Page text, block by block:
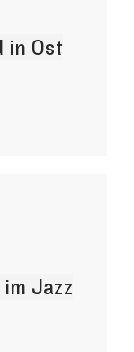
in Ost
Jazz